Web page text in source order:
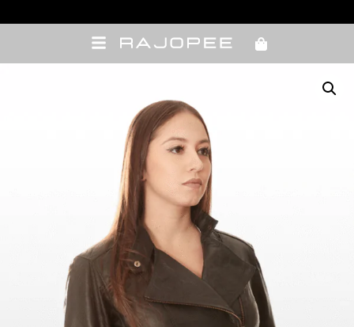
10% OFF com cupom de vendedora